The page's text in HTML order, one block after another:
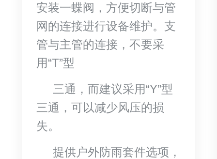
安装一蝶阀，方便切断与管
网的连接进行设备维护。支
管与主管的连接，不要采
用“T”型
三通，而建议采用“Y”型
三通，可以减少风压的损
失。
提供户外防雨套件选项，